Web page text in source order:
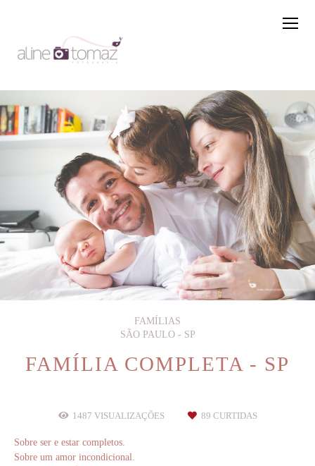
FAMÍLIAS
SÃO PAULO - SP
FAMÍLIA COMPLETA - SP
1487 VISUALIZAÇÕES 89 CURTIDAS
Sobre ser e estar completos.
Sobre um amor incondicional.